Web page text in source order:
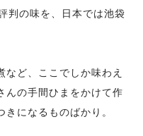
判の味を、日本では池袋
ど、ここでしか味わえ
んの手間ひまをかけて作
になるものばかり。